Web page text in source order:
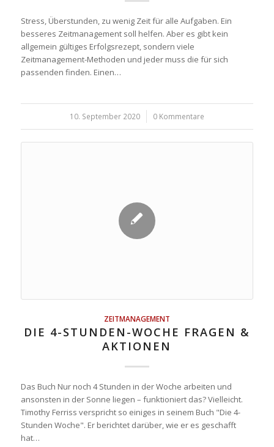
Stress, Überstunden, zu wenig Zeit für alle Aufgaben. Ein
besseres Zeitmanagement soll helfen. Aber es gibt kein
allgemein gültiges Erfolgsrezept, sondern viele
Zeitmanagement-Methoden und jeder muss die für sich
passenden finden. Einen…
10. September 2020
/ 0 Kommentare
ZEITMANAGEMENT
DIE 4-STUNDEN-WOCHE FRAGEN &
AKTIONEN
Das Buch Nur noch 4 Stunden in der Woche arbeiten und
ansonsten in der Sonne liegen – funktioniert das? Vielleicht.
Timothy Ferriss verspricht so einiges in seinem Buch "Die 4-
Stunden Woche". Er berichtet darüber, wie er es geschafft
hat…